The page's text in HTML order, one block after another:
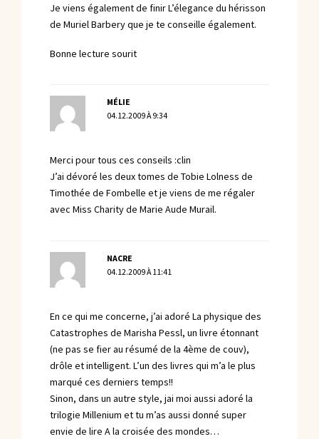
Je viens également de finir L’élegance du hérisson
de Muriel Barbery que je te conseille également.
Bonne lecture sourit
MÉLIE
04.12.2009 À 9:34
Merci pour tous ces conseils :clin
J’ai dévoré les deux tomes de Tobie Lolness de
Timothée de Fombelle et je viens de me régaler
avec Miss Charity de Marie Aude Murail.
NACRE
04.12.2009 À 11:41
En ce qui me concerne, j’ai adoré La physique des
Catastrophes de Marisha Pessl, un livre étonnant
(ne pas se fier au résumé de la 4ème de couv),
drôle et intelligent. L’un des livres qui m’a le plus
marqué ces derniers temps!!
Sinon, dans un autre style, jai moi aussi adoré la
trilogie Millenium et tu m’as aussi donné super
envie de lire A la croisée des mondes…